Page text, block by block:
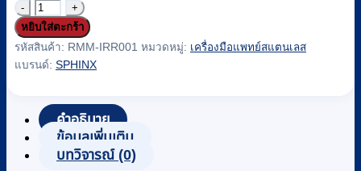
จำนวน
กระบอก
สวน
(Irrigator)
แตน
ยี่ห้อ
หยิบใส่ตะกร้า
รหัสสินค้า: RMM-IRR001 หมวดหมู่: เครื่องมือแพทย์สแตนเลส
แบรนด์: SPHINX
คำอธิบาย
ข้อมูลเพิ่มเติม
บทวิจารณ์ (0)